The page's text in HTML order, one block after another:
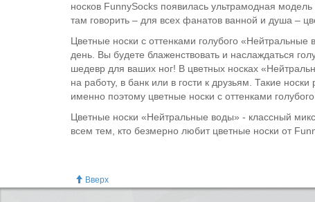
носков FunnySocks появилась ультрамодная
там говорить – для всех фанатов ванной и душа –
Цветные носки с оттенками голубого
день. Вы будете блаженствовать и наслаждаться
шедевр для ваших ног! В цветных носках
на работу, в банк или в гости к друзьям. Такие
именно поэтому цветные носки с оттенками
Цветные носки «Нейтральные воды» - классный
всем тем, кто безмерно любит цветные носки от
Вверх